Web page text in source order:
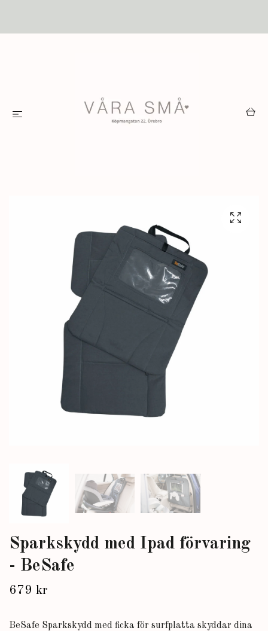
Sparkskydd med Ipad förvaring
- BeSafe
679 kr
BeSafe Sparkskydd med ficka för surfplatta skyddar dina